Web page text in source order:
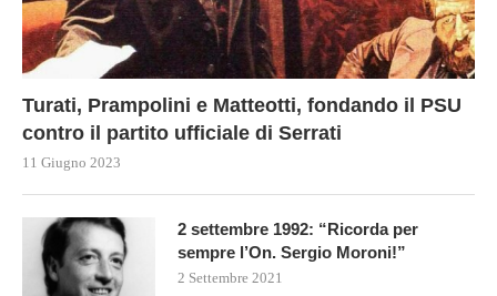
Turati, Prampolini e Matteotti, fondando il PSU
contro il partito ufficiale di Serrati
11 Giugno 2023
2 settembre 1992: “Ricorda per
sempre l’On. Sergio Moroni!”
2 Settembre 2021